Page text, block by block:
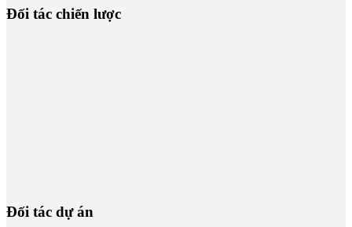
Đối tác chiến lược
Đối tác dự án